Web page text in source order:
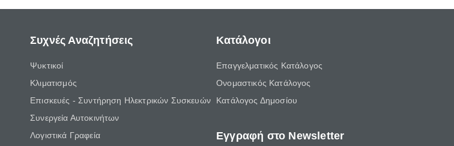
Συχνές Αναζητήσεις
Ψυκτικοί
Κλιματισμός
Επισκευές - Συντήρηση Ηλεκτρικών Συσκευών
Συνεργεία Αυτοκινήτων
Λογιστικά Γραφεία
Κατάλογοι
Επαγγελματικός Κατάλογος
Ονομαστικός Κατάλογος
Κατάλογος Δημοσίου
Εγγραφή στο Newsletter